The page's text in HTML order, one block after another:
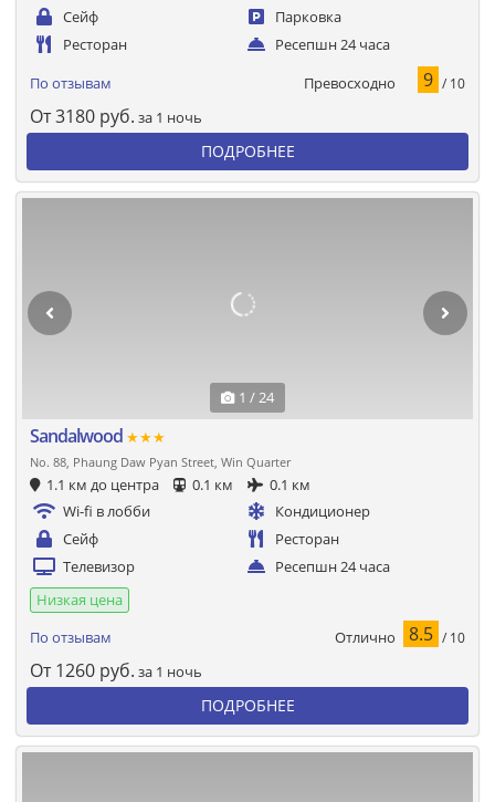
Сейф
Парковка
Ресторан
Ресепшн 24 часа
По отзывам Превосходно 9 / 10
От3180 руб. за 1 ночь
ПОДРОБНЕЕ
1 / 24
Sandalwood ★★★
No. 88, Phaung Daw Pyan Street, Win Quarter
1.1 км до центра 0.1 км
0.1 км
Wi-fi в лобби
Кондиционер
Сейф
Ресторан
Телевизор
Ресепшн 24 часа
Низкая цена
По отзывам
Отлично 8.5 / 10
От 1260 руб. за 1 ночь
ПОДРОБНЕЕ